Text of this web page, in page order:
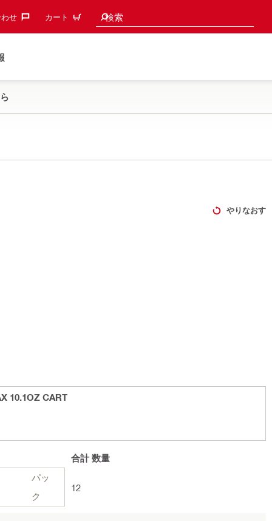
せ‎ カート 検索
検索候補
やりなおす
10.1OZ CART
パッ
ク
合計数量
12